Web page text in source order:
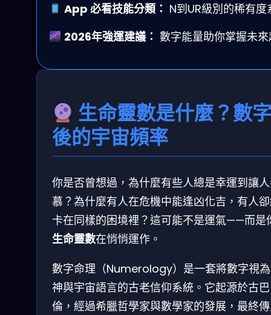
App 必看技能分類： N到UR級別的稀有度
2026年強運建議： 數字能量助你掌握未
生命靈數是什麼？數
後的宇宙頻率
你是否曾想過，為什麼有些人總是幸運到讓
慕？為什麼有人在危機中能逢凶化吉，有人
卡在同樣的困境裡？這可能不是運氣——而是
生命靈數在悄悄運作。
數字命理（Numerology）是一套將數字視
神與宇宙語言的古老信仰系統。它起源於古
倫，經過希臘哲學家與數學家的發展，最終